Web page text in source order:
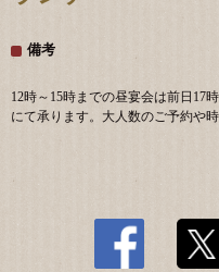
備考
12時～15時までの昼宴会は前日17
にて承ります。大人数のご予約や
東京都荒川区西日暮里２－19
https://akaneya-nippori.owst.jp/